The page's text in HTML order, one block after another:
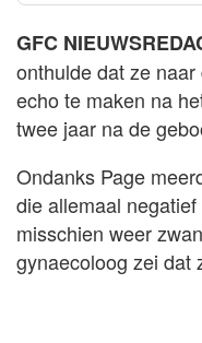
GFC
onthulde dat ze
echo te maken na
twee jaar na de
Ondanks Page
die allemaal
misschien weer
gynaecoloog zei dat